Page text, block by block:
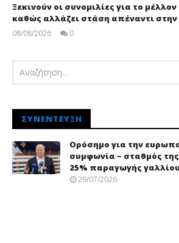
Ξεκινούν οι συνομιλίες για το
καθώς αλλάζει στάση απέναντι
08/08/2026
0
ΣΥΝΈΝΤΕΥΞΗ
Ορόσημο για την
συμφωνία – σταθμός της
25% παραγωγής γαλλίου
29/07/2026